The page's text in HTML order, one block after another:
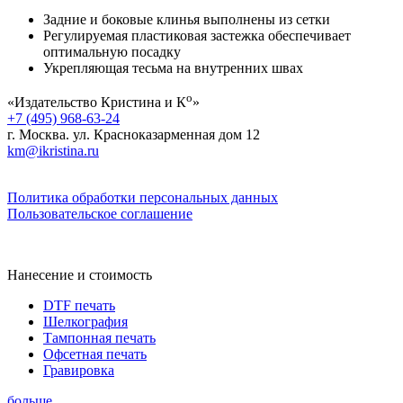
Задние и боковые клинья выполнены из сетки
Регулируемая пластиковая застежка обеспечивает
оптимальную посадку
Укрепляющая тесьма на внутренних швах
«Издательство Кристина и Ко»
+7 (495) 968-63-24
г. Москва. ул. Красноказарменная дом 12
km@ikristina.ru
Политика обработки персональных данных
Пользовательское соглашение
Нанесение и стоимость
DTF печать
Шелкография
Тампонная печать
Офсетная печать
Гравировка